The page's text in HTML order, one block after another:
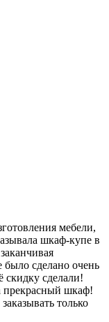
мебели,
шкаф-купе в
сделано очень
скидку сделали!
прекрасный шкаф!
только